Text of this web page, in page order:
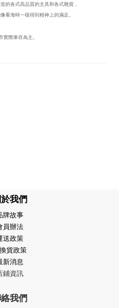
的各式高品質的文具和各式雜貨，
看海時一樣得到精神上的滿足。
際庫存為主。
我們
牌故事
員辦法
送政策
貨政策
新消息
鋪資訊
我們